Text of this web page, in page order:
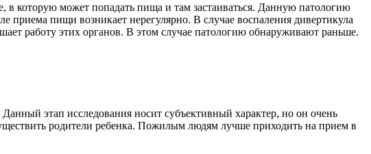
которую может попадать пища и там застаиваться. Данную патологию
приема пищи возникает нерегулярно. В случае воспаления дивертикула
работу этих органов. В этом случае патологию обнаруживают раньше.
этап исследования носит субъективный характер, но он очень
родители ребенка. Пожилым людям лучше приходить на прием в